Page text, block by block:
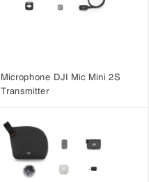
Microphone DJI Mic Mini 2S
Transmitter